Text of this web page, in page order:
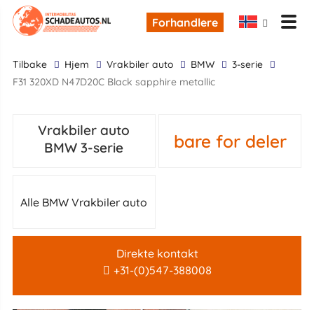
Forhandlere
tilbake Hjem Vrakbiler auto BMW
3-serie
F31 320XD N47D20C Black sapphire metallic
Vrakbiler auto
BMW 3-serie
bare for deler
Alle BMW Vrakbiler auto
Direkte kontakt
+31-(0)547-388008